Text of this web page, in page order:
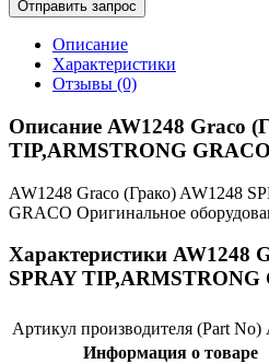
Отправить запрос
Описание
Характеристики
Отзывы (0)
Описание AW1248 Graco
TIP,ARMSTRONG GRACO
AW1248 Graco (Грако) AW1248
GRACO Оригинальное
Характеристики AW1248
SPRAY TIP,ARMSTRONG
Артикул производителя (Part No)
Информация о товаре